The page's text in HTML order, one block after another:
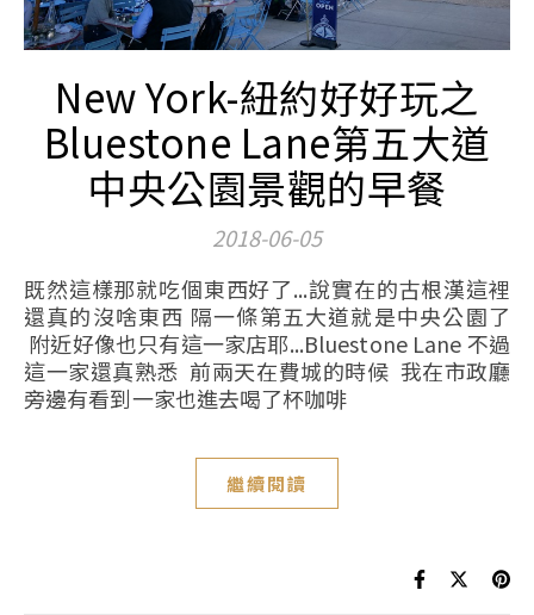
New York-紐約好好玩之
Bluestone Lane第五大道
中央公園景觀的早餐
2018-06-05
既然這樣那就吃個東西好了...說實在的古根漢這裡
還真的沒啥東西 隔一條第五大道就是中央公園了
附近好像也只有這一家店耶...Bluestone Lane 不過
這一家還真熟悉 前兩天在費城的時候 我在市政廳
旁邊有看到一家也進去喝了杯咖啡
繼續閱讀